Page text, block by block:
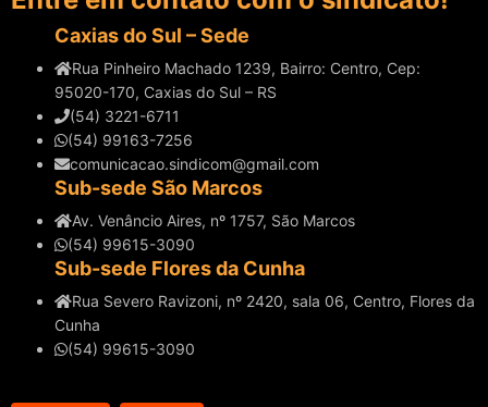
Caxias do Sul – Sede
Rua Pinheiro Machado 1239, Bairro: Centro, Cep:
95020-170, Caxias do Sul – RS
(54) 3221-6711
(54) 99163-7256
comunicacao.sindicom@gmail.com
Sub-sede São Marcos
Av. Venâncio Aires, nº 1757, São Marcos
(54) 99615-3090
Sub-sede Flores da Cunha
Rua Severo Ravizoni, nº 2420, sala 06, Centro, Flores da
Cunha
(54) 99615-3090